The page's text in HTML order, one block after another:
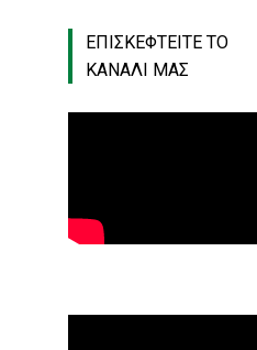
ΕΠΙΣΚΕΦΤΕΙΤΕ ΤΟ
ΚΑΝΑΛΙ ΜΑΣ